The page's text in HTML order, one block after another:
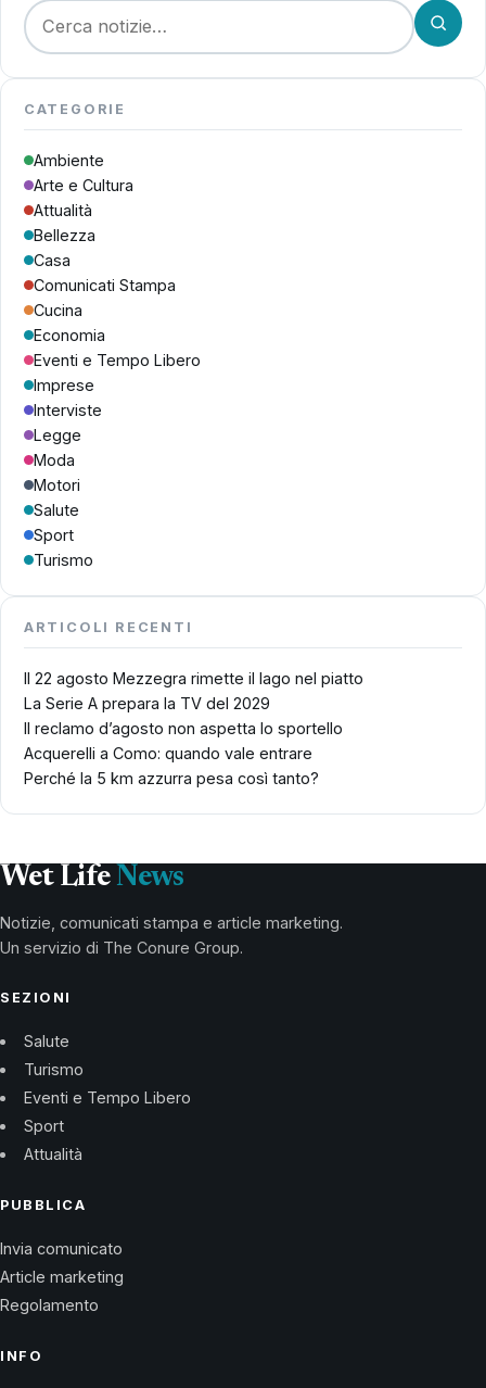
Cerca:
CATEGORIE
Ambiente
Arte e Cultura
Attualità
Bellezza
Casa
Comunicati Stampa
Cucina
Economia
Eventi e Tempo Libero
Imprese
Interviste
Legge
Moda
Motori
Salute
Sport
Turismo
ARTICOLI RECENTI
Il 22 agosto Mezzegra rimette il lago nel piatto
La Serie A prepara la TV del 2029
Il reclamo d’agosto non aspetta lo sportello
Acquerelli a Como: quando vale entrare
Perché la 5 km azzurra pesa così tanto?
Wet Life News
Notizie, comunicati stampa e article marketing.
Un servizio di The Conure Group.
SEZIONI
Salute
Turismo
Eventi e Tempo Libero
Sport
Attualità
PUBBLICA
Invia comunicato
Article marketing
Regolamento
INFO